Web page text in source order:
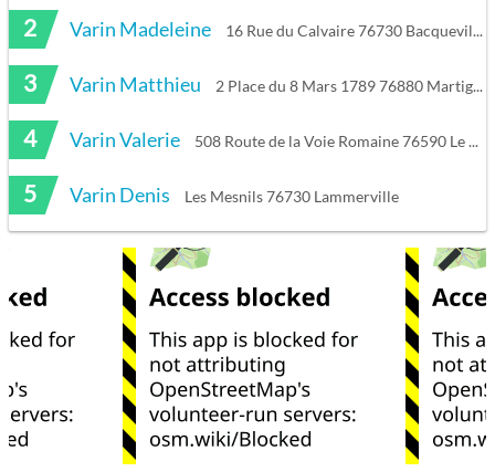
2 Varin Madeleine 16 Rue du Calvaire 76730 Bacqueville-en-Caux
3 Varin Matthieu 2 Place du 8 Mars 1789 76880 Martigny
4 Varin Valerie 508 Route de la Voie Romaine 76590 Le Catelier
5 Varin Denis Les Mesnils 76730 Lammerville